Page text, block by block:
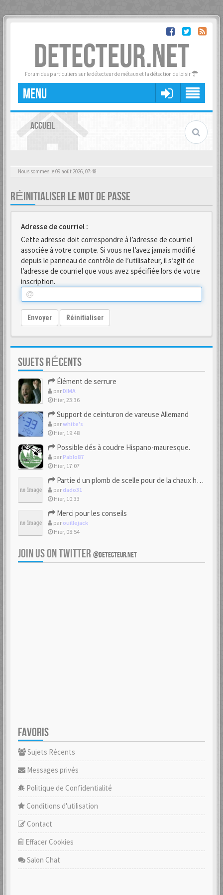
DETECTEUR.NET
Forum des particuliers sur le détecteur de métaux et la détection de loisir
MENU
ACCUEIL
Nous sommes le 09 août 2026, 07:48
RÉINITIALISER LE MOT DE PASSE
Adresse de courriel :
Cette adresse doit correspondre à l’adresse de courriel
associée à votre compte. Si vous ne l’avez jamais modifié
depuis le panneau de contrôle de l’utilisateur, il s’agit de
l’adresse de courriel que vous avez spécifiée lors de votre
inscription.
Envoyer Réinitialiser
SUJETS RÉCENTS
Élément de serrure
par DIMA
Hier, 23:36
Support de ceinturon de vareuse Allemand
parwhite's
Hier, 19:48
Possible dés à coudre Hispano-mauresque.
par Pablo87
Hier, 17:07
Partie d un plomb de scelle pour de la chaux hydraulique
par dado31
Hier, 10:33
Merci pour les conseils
par ouillejack
Hier, 08:54
JOIN US ON TWITTER @DETECTEUR.NET
FAVORIS
Sujets Récents
Messages privés
Politique de Confidentialité
Conditions d'utilisation
Contact
Effacer Cookies
Salon Chat